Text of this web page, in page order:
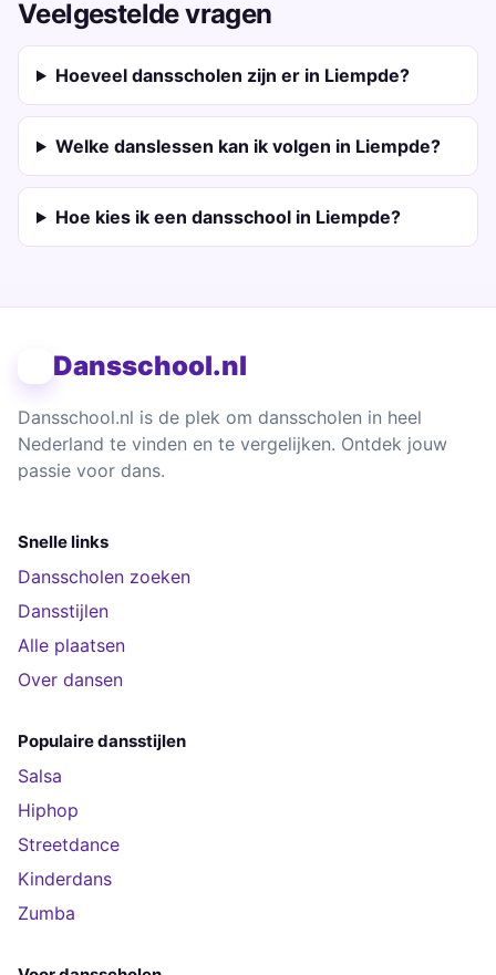
Veelgestelde vragen
Hoeveel dansscholen zijn er in Liempde?
Welke danslessen kan ik volgen in Liempde?
Hoe kies ik een dansschool in Liempde?
Dansschool.nl
Dansschool.nl is de plek om dansscholen in heel
Nederland te vinden en te vergelijken. Ontdek jouw
passie voor dans.
Snelle links
Dansscholen zoeken
Dansstijlen
Alle plaatsen
Over dansen
Populaire dansstijlen
Salsa
Hiphop
Streetdance
Kinderdans
Zumba